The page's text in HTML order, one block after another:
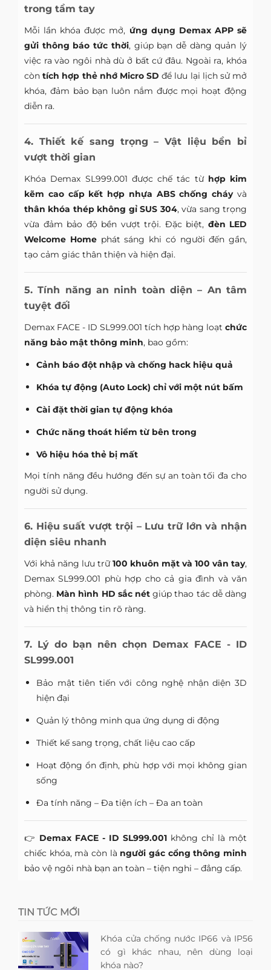
trong tầm tay
Mỗi lần khóa được mở, ứng dụng Demax APP sẽ
gửi thông báo tức thời, giúp bạn dễ dàng quản lý
việc ra vào ngôi nhà dù ở bất cứ đâu. Ngoài ra, khóa
còntích hợp thẻ nhớ Micro SD để lưu lại lịch sử mở
khóa, đảm bảo bạn luôn nắm được mọi hoạt động
diễn ra.
4. Thiết kế sang trọng – Vật liệu bền bỉ
vượt thời gian
Khóa Demax SL999.001 được chế tác từ hợp kim
kẽm cao cấp kết hợp nhựa ABS chống cháyvà
thân khóa thép không gỉ SUS 304, vừa sang trọng
vừa đảm bảo độ bền vượt trội. Đặc biệt, đèn LED
Welcome Homephát sáng khi có người đến gần,
tạo cảm giác thân thiện và hiện đại.
5. Tính năng an ninh toàn diện – An tâm
tuyệt đối
Demax FACE - ID SL999.001 tích hợp hàng loạt chức
năng bảo mật thông minh, bao gồm:
Cảnh báo đột nhập và chống hack hiệu quả
Khóa tự động (Auto Lock) chỉ với một nút bấm
Cài đặt thời gian tự động khóa
Chức năng thoát hiểm từ bên trong
Vô hiệu hóa thẻ bị mất
Mọi tính năng đều hướng đến sự an toàn tối đa cho
người sử dụng.
6. Hiệu suất vượt trội – Lưu trữ lớn và nhận
diện siêu nhanh
Với khả năng lưu trữ100 khuôn mặt và 100 vân tay,
Demax SL999.001 phù hợp cho cả gia đình và văn
phòng. Màn hình HD sắc nét giúp thao tác dễ dàng
và hiển thị thông tin rõ ràng.
7. Lý do bạn nên chọn Demax FACE - ID
SL999.001
Bảo mật tiên tiến với công nghệ nhận diện 3D
hiện đại
Quản lý thông minh qua ứng dụng di động
Thiết kế sang trọng, chất liệu cao cấp
Hoạt động ổn định, phù hợp với mọi không gian
sống
Đa tính năng – Đa tiện ích – Đa an toàn
👉 Demax FACE - ID SL999.001 không chỉ là một
chiếc khóa, mà còn là người gác cổng thông minh
bảo vệ ngôi nhà bạn an toàn – tiện nghi – đẳng cấp.
TIN TỨC MỚI
Khóa cửa chống nước IP66 và IP56
có gì khác nhau, nên dùng loại
khóa nào?